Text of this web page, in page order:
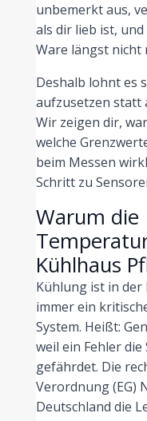
unbemerkt aus,
als dir lieb ist,
Ware längst nicht
Deshalb lohnt es
aufzusetzen statt
Wir zeigen dir,
welche
beim Messen
Schritt zu
Warum die
Kühlhaus
Kühlung ist in
immer ein
System. Heißt:
weil ein Fehler
gefährdet. Die
Verordnung (EG)
Deutschland die